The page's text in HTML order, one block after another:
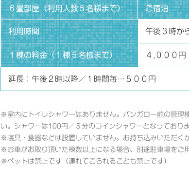
６畳部屋（利用人数５名様まで） ご宿泊
利用時間 午後３時か
１棟の料金（１棟５名様まで） ４,０００円
延長：午後２時以降／１時間毎…５００円
※室内にトイレシャワーはありません。バンガロー前の管理
い。シャワーは100円／５分のコインシャワーとなっており
※寝具・食器などは設置していません。お持ち込みいただく
※お車がお取り頂いた棟数以上になる場合、別途駐車場をご
※ペットは禁止です（連れてこられることも禁止です）